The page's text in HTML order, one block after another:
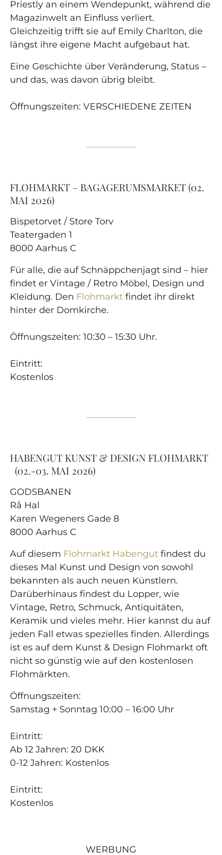
Priestly an einem Wendepunkt, während die
Magazinwelt an Einfluss verliert.
Gleichzeitig trifft sie auf Emily Charlton, die
längst ihre eigene Macht aufgebaut hat.
Eine Geschichte über Veränderung, Status –
und das, was davon übrig bleibt.
Öffnungszeiten: VERSCHIEDENE ZEITEN
FLOHMARKT – BAGAGERUMSMARKET (02.
MAI 2026)
Bispetorvet / Store Torv
Teatergaden 1
8000 Aarhus C
Für alle, die auf Schnäppchenjagt sind – hier
findet er Vintage / Retro Möbel, Design und
Kleidung. Den Flohmarkt findet ihr direkt
hinter der Domkirche.
Öffnungszeiten: 10:30 – 15:30 Uhr.
Eintritt:
Kostenlos
HABENGUT KUNST & DESIGN FLOHMARKT
(02.-03. MAI 2026)
GODSBANEN
Rå Hal
Karen Wegeners Gade 8
8000 Aarhus C
Auf diesem Flohmarkt Habengut findest du
dieses Mal Kunst und Design von sowohl
bekannten als auch neuen Künstlern.
Darüberhinaus findest du Lopper, wie
Vintage, Retro, Schmuck, Antiquitäten,
Keramik und vieles mehr. Hier kannst du auf
jeden Fall etwas spezielles finden. Allerdings
ist es auf dem Kunst & Design Flohmarkt oft
nicht so günstig wie auf den kostenlosen
Flohmärkten.
Öffnungszeiten:
Samstag + Sonntag 10:00 – 16:00 Uhr
Eintritt:
Ab 12 Jahren: 20 DKK
0-12 Jahren: Kostenlos
Eintritt:
Kostenlos
WERBUNG